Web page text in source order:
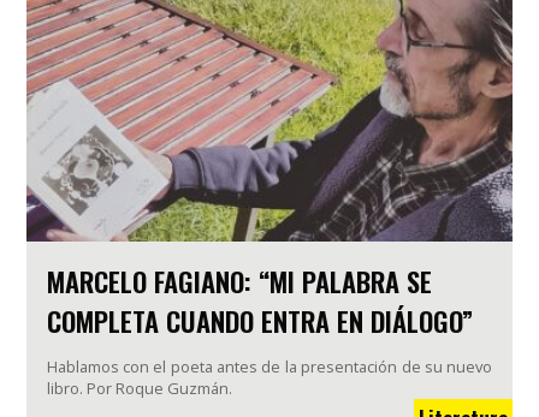
MARCELO FAGIANO: “MI PALABRA SE
COMPLETA CUANDO ENTRA EN DIÁLOGO”
Hablamos con el poeta antes de la presentación de su nuevo
libro. Por Roque Guzmán.